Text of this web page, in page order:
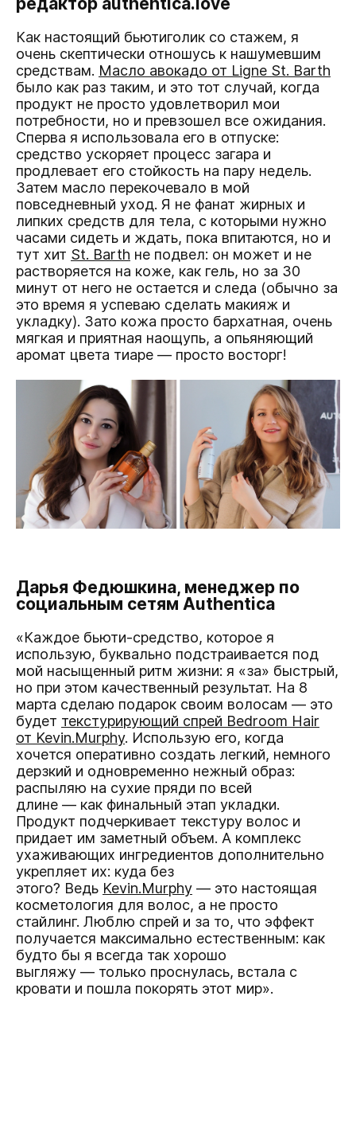
Как настоящий бьютиголик со стажем, я
очень скептически отношусь к нашумевшим
средствам. Масло авокадо от Ligne St. Barth
было как раз таким, и это тот случай, когда
продукт не просто удовлетворил мои
потребности, но и превзошел все ожидания.
Сперва я использовала его в отпуске:
средство ускоряет процесс загара и
продлевает его стойкость на пару недель.
Затем масло перекочевало в мой
повседневный уход. Я не фанат жирных и
липких средств для тела, с которыми нужно
часами сидеть и ждать, пока впитаются, но и
тут хит St. Barth не подвел: он может и не
растворяется на коже, как гель, но за 30
минут от него не остается и следа (обычно за
это время я успеваю сделать макияж и
укладку). Зато кожа просто бархатная, очень
мягкая и приятная наощупь, а опьяняющий
аромат цвета тиаре — просто восторг!
Дарья Федюшкина, менеджер по
социальным сетям Authentica
«Каждое бьюти-средство, которое я
использую, буквально подстраивается под
мой насыщенный ритм жизни: я «за» быстрый,
но при этом качественный результат. На 8
марта сделаю подарок своим волосам — это
будет текстурирующий спрей Bedroom Hair
от Kevin.Murphy. Использую его, когда
хочется оперативно создать легкий, немного
дерзкий и одновременно нежный образ:
распыляю на сухие пряди по всей
длине — как финальный этап укладки.
Продукт подчеркивает текстуру волос и
придает им заметный объем. А комплекс
ухаживающих ингредиентов дополнительно
укрепляет их: куда без
этого? Ведь Kevin.Murphy — это настоящая
косметология для волос, а не просто
стайлинг. Люблю спрей и за то, что эффект
получается максимально естественным: как
будто бы я всегда так хорошо
выгляжу — только проснулась, встала с
кровати и пошла покорять этот мир».